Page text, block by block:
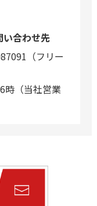
い合わせ先
（フリー
時（当社営業